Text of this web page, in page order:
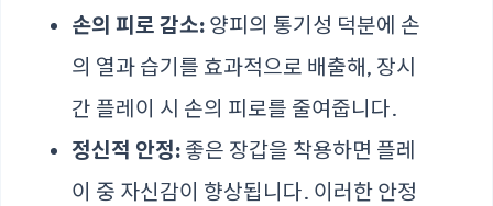
손의 피로 감소: 양피의 통기성 덕분에 손
의 열과 습기를 효과적으로 배출해, 장시
간 플레이 시 손의 피로를 줄여줍니다.
정신적 안정: 좋은 장갑을 착용하면 플레
이 중 자신감이 향상됩니다. 이러한 안정